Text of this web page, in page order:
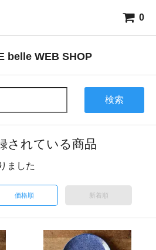
0
belle WEB SHOP
検索
されている商品
ました
価格順 新着順